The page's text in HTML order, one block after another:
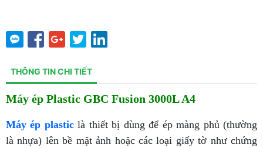
THÔNG TIN CHI TIẾT
Máy ép Plastic GBC Fusion 3000L A4
Máy ép plasticlà thiết bị dùng để ép màng phủ (thường
là nhựa) lên bề mặt ảnh hoặc các loại giấy tờ như chứng